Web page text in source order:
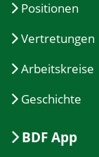
Positionen
Vertretungen
Arbeitskreise
Geschichte
BDF App